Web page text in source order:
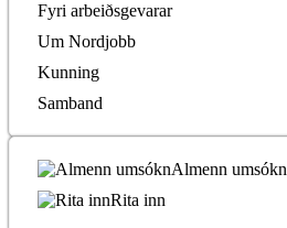
Fyri arbeiðsgevarar
Um Nordjobb
Kunning
Samband
Almenn umsókn
Rita inn